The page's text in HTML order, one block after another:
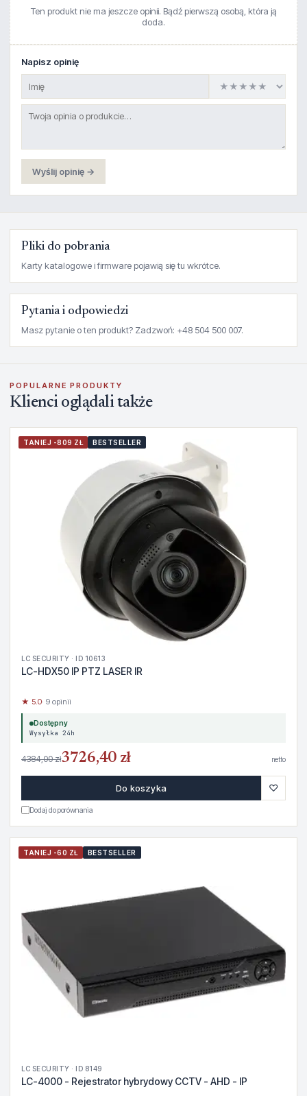
Ten produkt nie ma jeszcze opinii. Bądź pierwszą osobą, która ją
doda.
Napisz opinię
Wyślij opinię →
Pliki do pobrania
Karty katalogowe i firmware pojawią się tu wkrótce.
Pytania i odpowiedzi
Masz pytanie o ten produkt? Zadzwoń: +48 504 500 007.
POPULARNE PRODUKTY
Klienci oglądali także
TANIEJ -809 ZŁ BESTSELLER
LC SECURITY · ID 10613
LC-HDX50 IP PTZ LASER IR
★ 5.0· 9 opinii
Dostępny
Wysyłka 24h
4384,00 zł3726,40 zł netto
Do koszyka ♡
Dodaj do porównania
TANIEJ -60 ZŁ BESTSELLER
LC SECURITY · ID 8149
LC-4000 - Rejestrator hybrydowy CCTV - AHD - IP